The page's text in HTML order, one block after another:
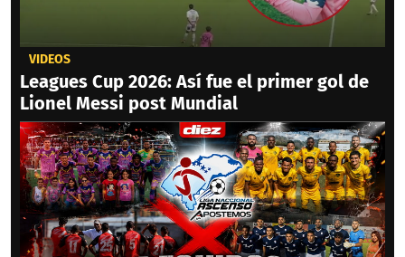
VIDEOS
Leagues Cup 2026: Así fue el primer gol de
Lionel Messi post Mundial